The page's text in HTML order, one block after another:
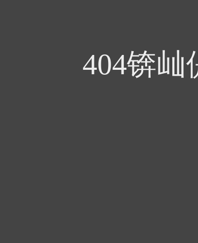
404锛